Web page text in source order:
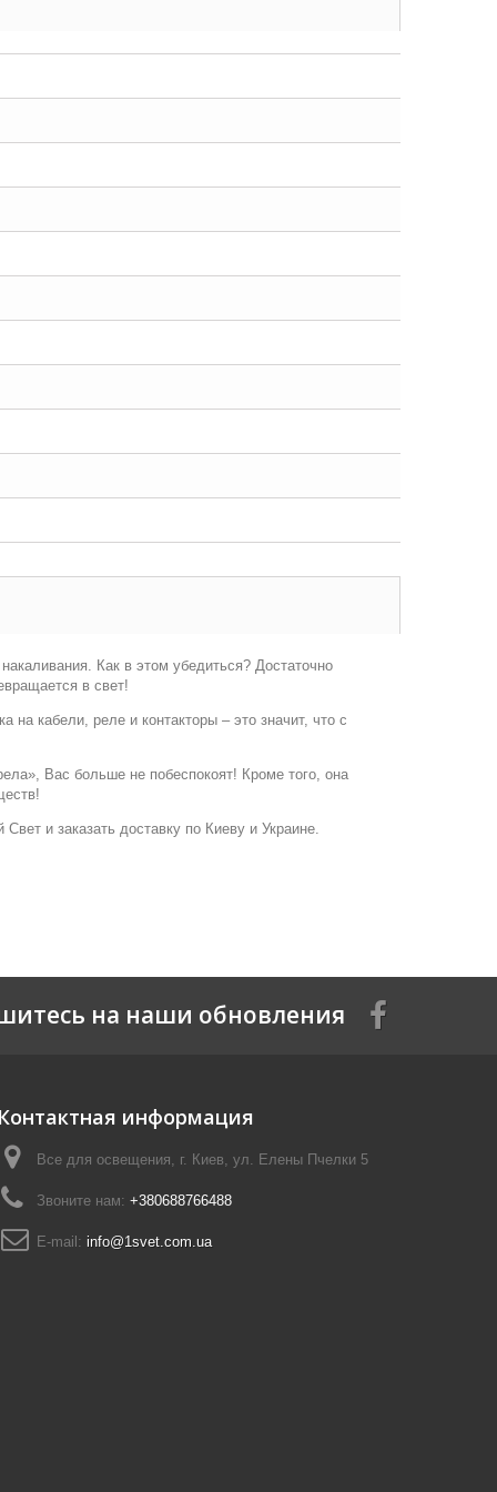
Как в этом убедиться? Достаточно
в свет!
на кабели, реле и контакторы – это значит, что с
Вас больше не побеспокоят! Кроме того, она
и заказать доставку по Киеву и Украине.
на наши обновления
Контактная информация
Все для освещения, г. Киев, ул. Елены Пчелки 5
Звоните нам: +380688766488
E-mail: info@1svet.com.ua